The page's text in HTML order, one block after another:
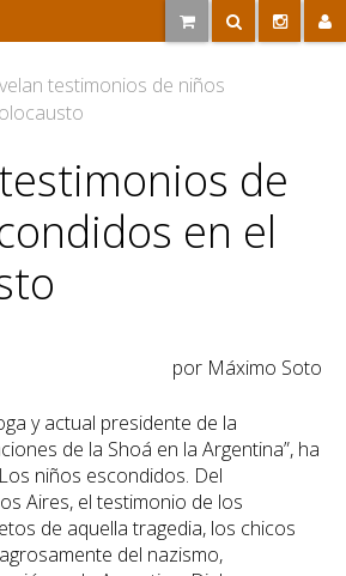
testimonios de niños
de
en el
por Máximo Soto
y actual presidente de la
de la Shoá en la Argentina”, ha
niños escondidos. Del
Aires, el testimonio de los
de aquella tragedia, los chicos
del nazismo,